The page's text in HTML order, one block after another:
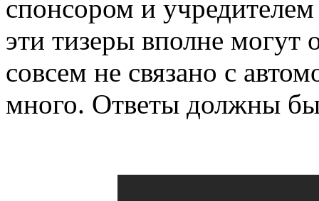
спонсором и
эти тизеры вполне могут
совсем не связано с
много. Ответы должны